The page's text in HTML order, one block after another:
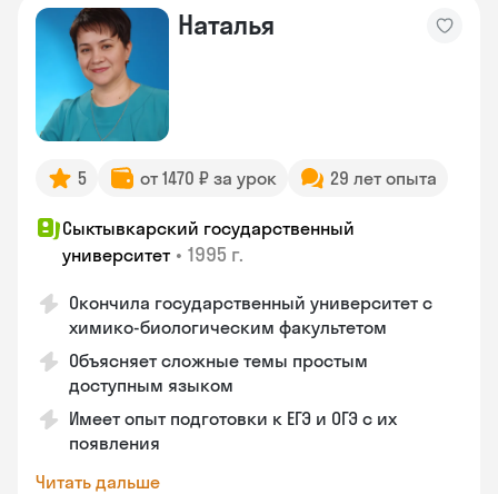
Наталья
5 от 1470 ₽ за урок 29 лет опыта
Сыктывкарский государственный
университет • 1995 г.
Окончила государственный университет с
химико-биологическим факультетом
Объясняет сложные темы простым
доступным языком
Имеет опыт подготовки к ЕГЭ и ОГЭ с их
появления
Читать дальше